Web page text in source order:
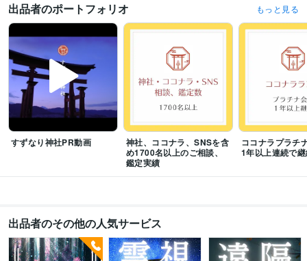
鑑定
話し相手 うつ 恋愛
出品者のポートフォリオ もっと見る
すずなり神社PR動画
神社、ココナラ、SNSを含
め1700名以上のご相談、
鑑定実績
ココナラプラチ
1年以上連続で
出品者のその他の人気サービス